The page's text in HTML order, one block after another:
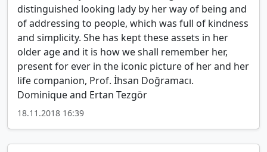
distinguished looking lady by her way of being and
of addressing to people, which was full of kindness
and simplicity. She has kept these assets in her
older age and it is how we shall remember her,
present for ever in the iconic picture of her and her
life companion, Prof. İhsan Doğramacı.
Dominique and Ertan Tezgör
18.11.2018 16:39